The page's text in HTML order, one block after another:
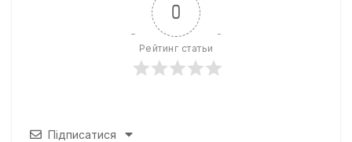
0
Рейтинг статьи
Підписатися